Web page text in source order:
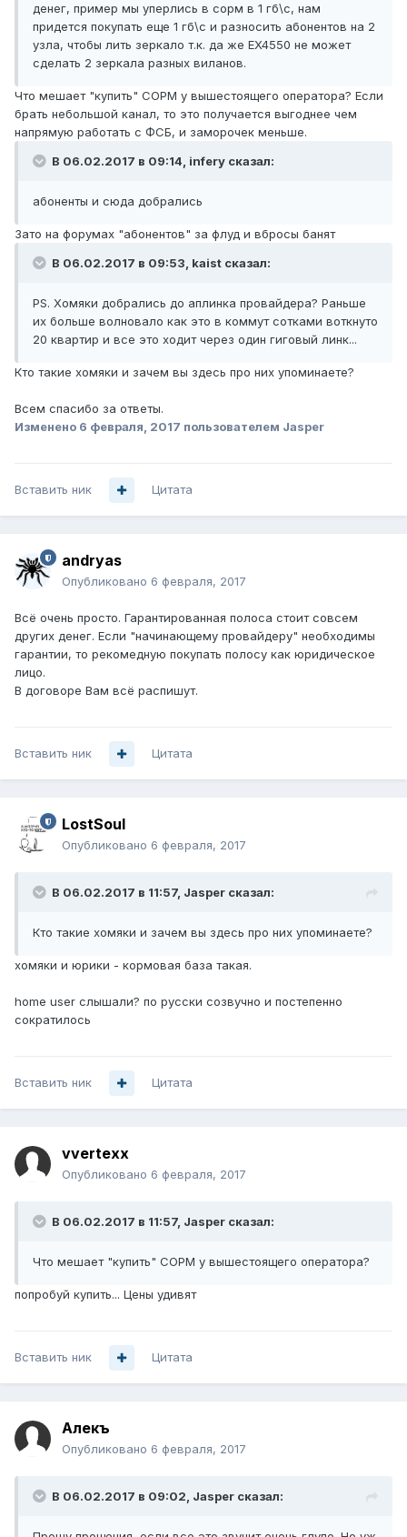
денег, пример мы уперлись в сорм в 1 гб\c, нам
придется покупать еще 1 гб\с и разносить абонентов на 2
узла, чтобы лить зеркало т.к. да же EX4550 не может
сделать 2 зеркала разных виланов.
Что мешает "купить" СОРМ у вышестоящего оператора? Если
брать небольшой канал, то это получается выгоднее чем
напрямую работать с ФСБ, и заморочек меньше.
В 06.02.2017 в 09:14, infery сказал:
абоненты и сюда добрались
Зато на форумах "абонентов" за флуд и вбросы банят
В 06.02.2017 в 09:53, kaist сказал:
PS. Хомяки добрались до аплинка провайдера? Раньше
их больше волновало как это в коммут сотками воткнуто
20 квартир и все это ходит через один гиговый линк...
Кто такие хомяки и зачем вы здесь про них упоминаете?
Всем спасибо за ответы.
Изменено 6 февраля, 2017 пользователем Jasper
Вставить ник Цитата
andryas
Опубликовано 6 февраля, 2017
Всё очень просто. Гарантированная полоса стоит совсем
других денег. Если "начинающему провайдеру" необходимы
гарантии, то рекомедную покупать полосу как юридическое
лицо.
В договоре Вам всё распишут.
Вставить ник Цитата
LostSoul
Опубликовано 6 февраля, 2017
В 06.02.2017 в 11:57, Jasper сказал:
Кто такие хомяки и зачем вы здесь про них упоминаете?
хомяки и юрики - кормовая база такая.
home user слышали? по русски созвучно и постепенно
сократилось
Вставить ник Цитата
vvertexx
Опубликовано 6 февраля, 2017
В 06.02.2017 в 11:57, Jasper сказал:
Что мешает "купить" СОРМ у вышестоящего оператора?
попробуй купить... Цены удивят
Вставить ник Цитата
Алекъ
Опубликовано 6 февраля, 2017
В 06.02.2017 в 09:02, Jasper сказал: